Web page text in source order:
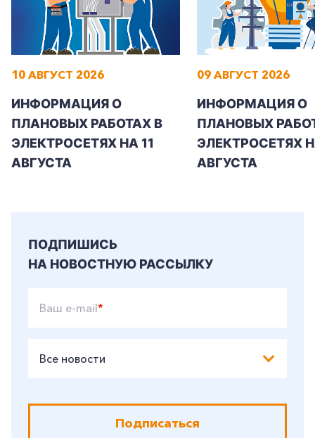
10 АВГУСТ 2026
ИНФОРМАЦИЯ О
ПЛАНОВЫХ РАБОТАХ В
ЭЛЕКТРОСЕТЯХ НА 11
АВГУСТА
09 АВГУСТ 2026
ИНФОРМАЦИЯ О
ПЛАНОВЫХ
ЭЛЕКТРОСЕТЯХ
АВГУСТА
ПОДПИШИСЬ
НА НОВОСТНУЮ РАССЫЛКУ
Ваш e-mail*
Все новости
Подписаться